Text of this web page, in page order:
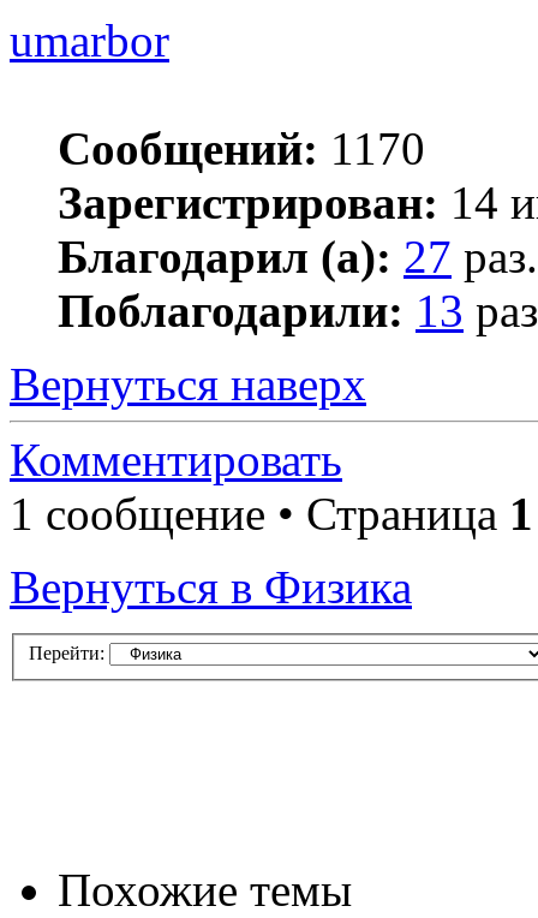
umarbor
Сообщений: 1170
Зарегистрирован: 14
Благодарил (а): 27 раз.
Поблагодарили: 13
Вернуться наверх
Комментировать
1 сообщение • Страница 1
Вернуться в Физика
Перейти:
Похожие темы